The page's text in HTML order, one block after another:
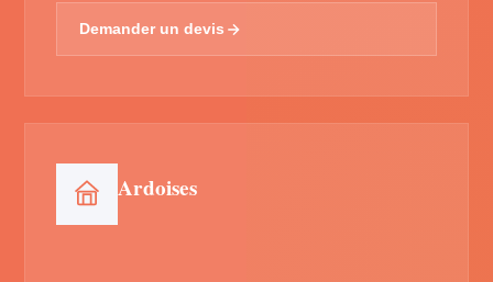
Demander un devis
Ardoises